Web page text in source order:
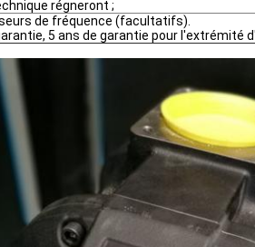
régneront ;
de fréquence (facultatifs).
5 ans de garantie pour l'extrémité